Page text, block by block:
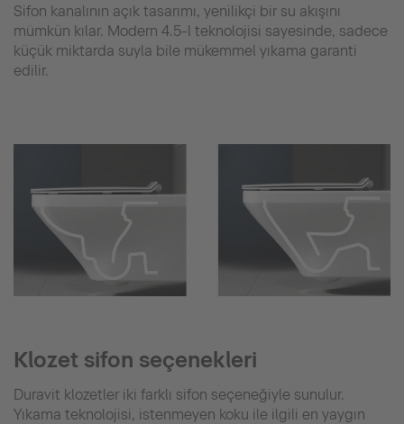
Sifon kanalının açık tasarımı, yenilikçi bir su akışını
mümkün kılar. Modern 4.5-l teknolojisi sayesinde, sadece
küçük miktarda suyla bile mükemmel yıkama garanti
edilir.
Klozet sifon seçenekleri
Duravit klozetler iki farklı sifon seçeneğiyle sunulur.
Yıkama teknolojisi, istenmeyen koku ile ilgili en yaygın